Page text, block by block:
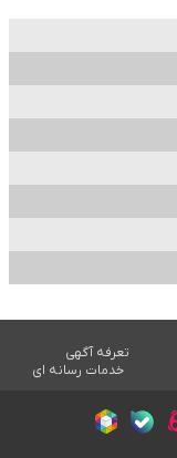
تعرفه آگهی
خدمات رسانه ای